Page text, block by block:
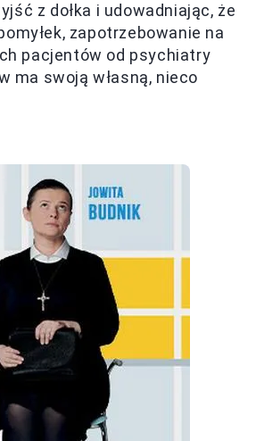
z dołka i udowadniając, że
zapotrzebowanie na
pacjentów od psychiatry
ma swoją własną, nieco